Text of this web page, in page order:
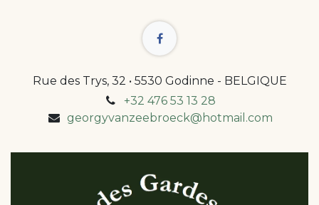
Rue des Trys, 32 • 5530 Godinne - BELGIQUE
+32 476 53 13 28
georgyvanzeebroeck@hotmail.com